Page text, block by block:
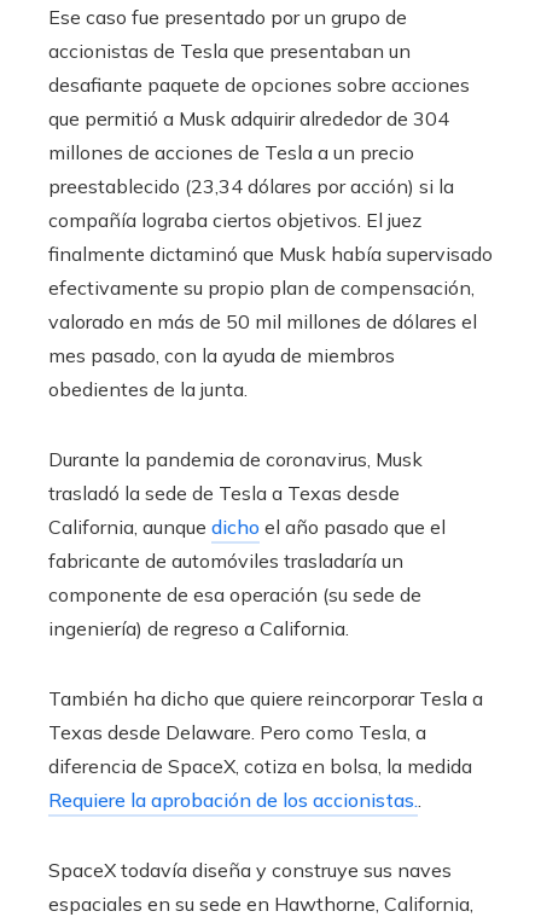
Ese caso fue presentado por un grupo de
accionistas de Tesla que presentaban un
desafiante paquete de opciones sobre acciones
que permitió a Musk adquirir alrededor de 304
millones de acciones de Tesla a un precio
preestablecido (23,34 dólares por acción) si la
compañía lograba ciertos objetivos. El juez
finalmente dictaminó que Musk había supervisado
efectivamente su propio plan de compensación,
valorado en más de 50 mil millones de dólares el
mes pasado, con la ayuda de miembros
obedientes de la junta.
Durante la pandemia de coronavirus, Musk
trasladó la sede de Tesla a Texas desde
California, aunque dicho el año pasado que el
fabricante de automóviles trasladaría un
componente de esa operación (su sede de
ingeniería) de regreso a California.
También ha dicho que quiere reincorporar Tesla a
Texas desde Delaware. Pero como Tesla, a
diferencia de SpaceX, cotiza en bolsa, la medida
Requiere la aprobación de los accionistas.
SpaceX todavía diseña y construye sus naves
espaciales en su sede en Hawthorne, California,